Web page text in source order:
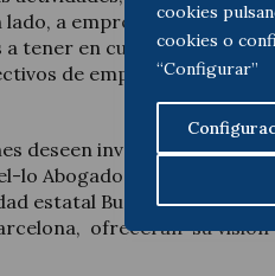
cookies
cookies o
“Configurar”
a empresas españolas
a tener en cuenta para
de empresas francesas
deseen invertir en Francia,
lo Abogados, Groupe
estatal Business France,
ofrecerán su